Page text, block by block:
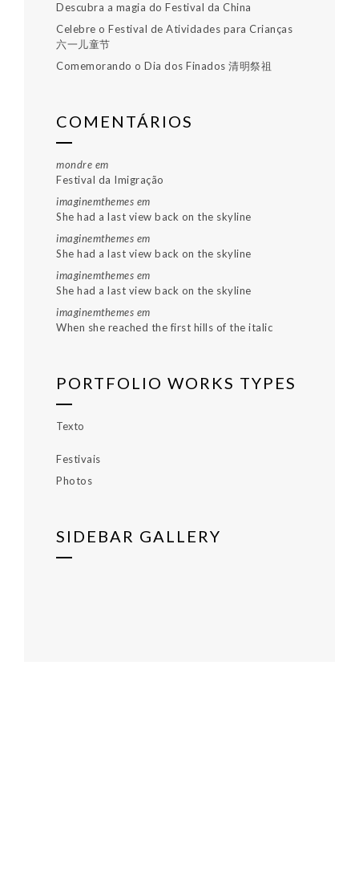
Descubra a magia do Festival da China
Celebre o Festival de Atividades para Crianças
六一儿童节
Comemorando o Dia dos Finados 清明祭祖
COMENTÁRIOS
mondre em
Festival da Imigração
imaginemthemes em
She had a last view back on the skyline
imaginemthemes em
She had a last view back on the skyline
imaginemthemes em
She had a last view back on the skyline
imaginemthemes em
When she reached the first hills of the italic
PORTFOLIO WORKS TYPES
Texto
Festivais
Photos
SIDEBAR GALLERY